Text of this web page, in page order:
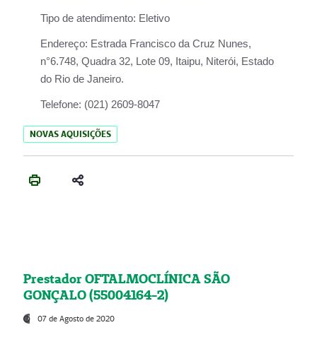
Tipo de atendimento: Eletivo
Endereço: Estrada Francisco da Cruz Nunes,
n°6.748, Quadra 32, Lote 09, Itaipu, Niterói, Estado
do Rio de Janeiro.
Telefone: (021) 2609-8047
NOVAS AQUISIÇÕES
Prestador OFTALMOCLÍNICA SÃO
GONÇALO (55004164-2)
07 de Agosto de 2020